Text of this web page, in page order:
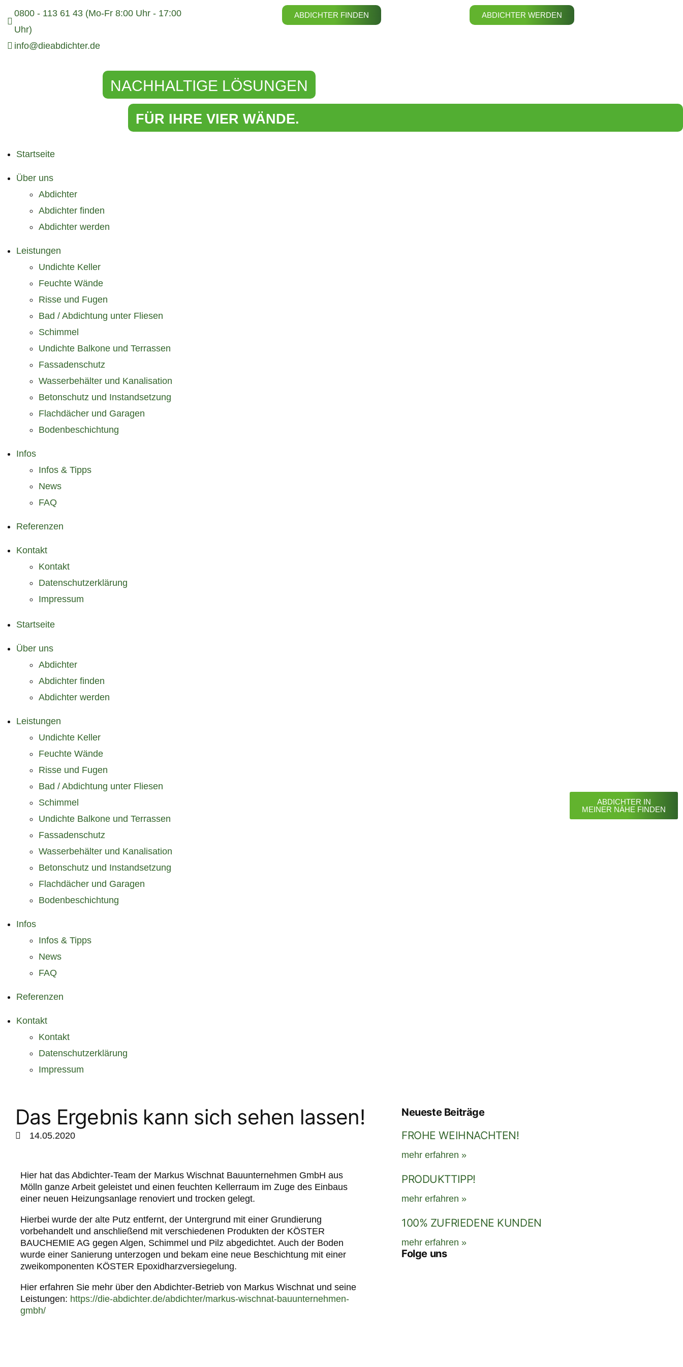
0800 - 113 61 43 (Mo-Fr 8:00 Uhr - 17:00
Uhr)
info@dieabdichter.de
ABDICHTER FINDEN ABDICHTER WERDEN
NACHHALTIGE LÖSUNGEN
FÜR IHRE VIER WÄNDE.
Startseite
Über uns
Abdichter
Abdichter finden
Abdichter werden
Leistungen
Undichte Keller
Feuchte Wände
Risse und Fugen
Bad / Abdichtung unter Fliesen
Schimmel
Undichte Balkone und Terrassen
Fassadenschutz
Wasserbehälter und Kanalisation
Betonschutz und Instandsetzung
Flachdächer und Garagen
Bodenbeschichtung
Infos
Infos & Tipps
News
FAQ
Referenzen
Kontakt
Kontakt
Datenschutzerklärung
Impressum
Startseite
Über uns
Abdichter
Abdichter finden
Abdichter werden
Leistungen
Undichte Keller
Feuchte Wände
Risse und Fugen
Bad / Abdichtung unter Fliesen
Schimmel
Undichte Balkone und Terrassen
Fassadenschutz
Wasserbehälter und Kanalisation
Betonschutz und Instandsetzung
Flachdächer und Garagen
Bodenbeschichtung
Infos
Infos & Tipps
News
FAQ
Referenzen
Kontakt
Kontakt
Datenschutzerklärung
Impressum
Das Ergebnis kann sich sehen lassen!
14.05.2020
Hier hat das Abdichter-Team der Markus Wischnat Bauunternehmen GmbH aus
Mölln ganze Arbeit geleistet und einen feuchten Kellerraum im Zuge des Einbaus
einer neuen Heizungsanlage renoviert und trocken gelegt.
Hierbei wurde der alte Putz entfernt, der Untergrund mit einer Grundierung
vorbehandelt und anschließend mit verschiedenen Produkten der KÖSTER
BAUCHEMIE AG gegen Algen, Schimmel und Pilz abgedichtet. Auch der Boden
wurde einer Sanierung unterzogen und bekam eine neue Beschichtung mit einer
zweikomponenten KÖSTER Epoxidharzversiegelung.
Hier erfahren Sie mehr über den Abdichter-Betrieb von Markus Wischnat und seine
Leistungen: https://die-abdichter.de/abdichter/markus-wischnat-bauunternehmen-
gmbh/
Neueste Beiträge
FROHE WEIHNACHTEN!
mehr erfahren »
PRODUKTTIPP!
mehr erfahren »
100% ZUFRIEDENE KUNDEN
mehr erfahren »
Folge uns
ABDICHTER IN
MEINER NÄHE FINDEN